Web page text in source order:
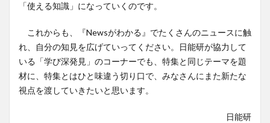
「使える知識」になっていくのです。
これからも、『Newsがわかる』でたくさんのニュースに触
れ、自分の知見を広げていってください。日能研が協力して
いる「学び深発見」のコーナーでも、特集と同じテーマを題
材に、特集とはひと味違う切り口で、みなさんにまた新たな
視点を渡していきたいと思います。
日能研